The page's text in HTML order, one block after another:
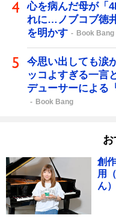
心を病んだ母が「
れに…ノブコブ徳
を明かす
Book Bang
今思い出しても涙
ッコよすぎる一言
デューサーによる
Book Bang
創
用
ん